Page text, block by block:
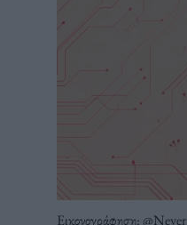
Εικονογράφηση: @Never